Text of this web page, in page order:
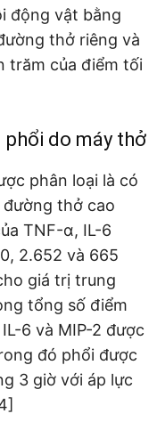
động vật bằng
thở riêng và
trăm của điểm tối
do máy thở
phân loại là có
thở cao
TNF-α, IL-6
2.652 và 665
giá trị trung
tổng số điểm
6 và MIP-2 được
đó phổi được
3 giờ với áp lực